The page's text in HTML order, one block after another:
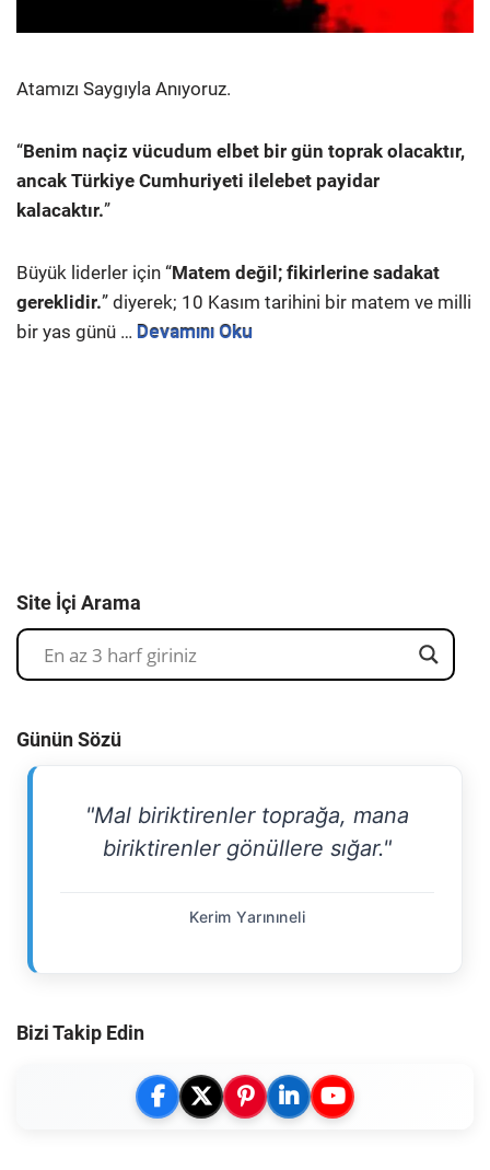
Atamızı Saygıyla Anıyoruz.
“Benim naçiz vücudum elbet bir gün toprak olacaktır,
ancak Türkiye Cumhuriyeti ilelebet payidar
kalacaktır.”
Büyük liderler için “Matem değil; fikirlerine sadakat
gereklidir.” diyerek; 10 Kasım tarihini bir matem ve milli
bir yas günü … Devamını Oku
Site İçi Arama
Günün Sözü
"Mal biriktirenler toprağa, mana
biriktirenler gönüllere sığar."
Kerim Yarınıneli
Bizi Takip Edin